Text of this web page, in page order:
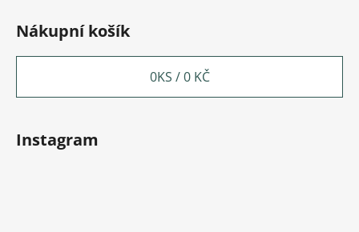
Nákupní košík
0KS /0 KČ
Instagram